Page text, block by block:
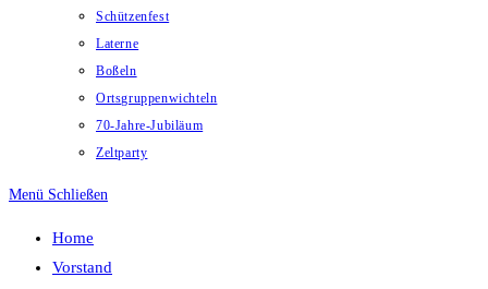
Schützenfest
Laterne
Boßeln
Ortsgruppenwichteln
70-Jahre-Jubiläum
Zeltparty
Menü Schließen
Home
Vorstand